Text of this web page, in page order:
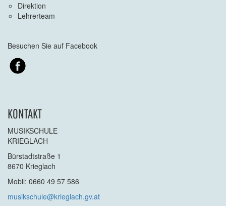
Direktion
Lehrerteam
Besuchen Sie auf Facebook
KONTAKT
MUSIKSCHULE
KRIEGLACH
Bürstadtstraße 1
8670 Krieglach
Mobil: 0660 49 57 586
musikschule@krieglach.gv.at